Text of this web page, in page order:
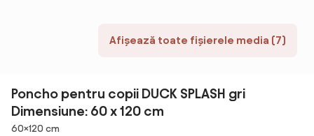
Afișează toate fișierele media (7)
Poncho pentru copii DUCK SPLASH gri
Dimensiune: 60 x 120 cm
Dimensiuni
60×120 cm